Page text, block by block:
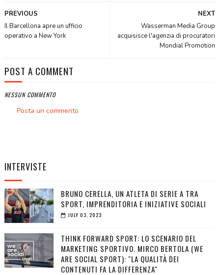
NEXT
Wasserman Media Group
acquisisce l'agenzia di procuratori
Mondial Promotion
PREVIOUS
Il Barcellona apre un ufficio
operativo a New York
POST A COMMENT
NESSUN COMMENTO
Posta un commento
INTERVISTE
BRUNO CERELLA, UN ATLETA DI SERIE A TRA
SPORT, IMPRENDITORIA E INIZIATIVE SOCIALI
JULY 03, 2023
THINK FORWARD SPORT: LO SCENARIO DEL
MARKETING SPORTIVO. MIRCO BERTOLA (WE
ARE SOCIAL SPORT): "LA QUALITÀ DEI
CONTENUTI FA LA DIFFERENZA"